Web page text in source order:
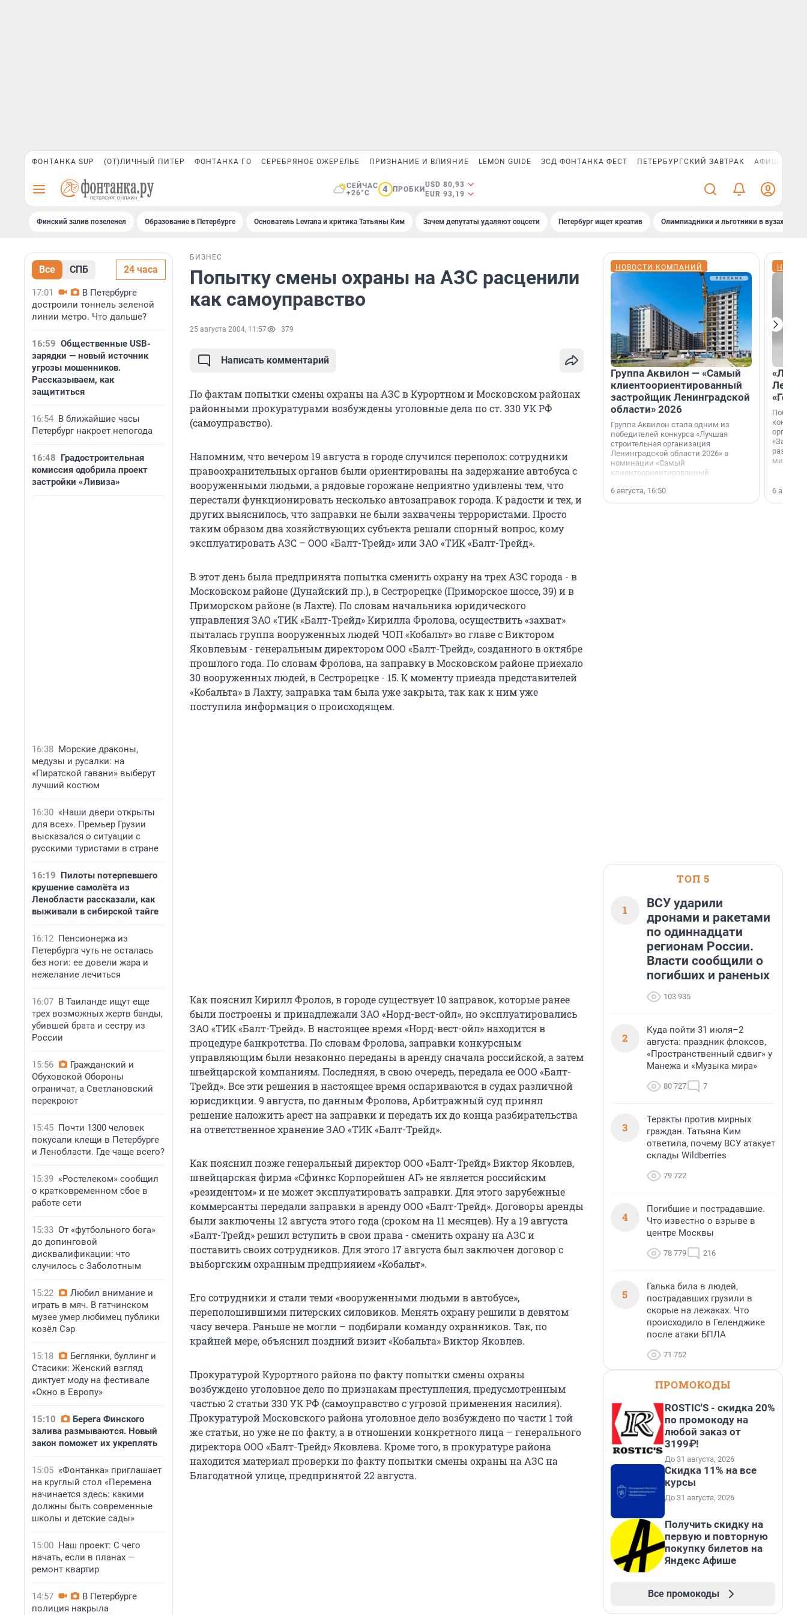
ФОНТАНКА SUP (ОТ)ЛИЧНЫЙ ПИТЕР ФОНТАНКА ГО СЕРЕБРЯНОЕ ОЖЕРЕЛЬЕ ПРИЗНАНИЕ И ВЛИЯНИЕ LEMON GUIDE ЗСД ФОНТАНКА ФЕСТ ПЕТЕРБУРГСКИЙ ЗАВТРАК АФИША PLUS
СЕЙЧАС
+26°C
4 ПРОБКИ
USD 80,93
EUR 93,19
Финский залив позеленел Образование в Петербурге Основатель Levrana и критика Татьяны Ким Зачем депутаты удаляют соцсети Петербург ищет креатив Олимпиадники и льготники в вузах СПб
Все СПБ 24 часа
17:01
В Петербурге
достроили тоннель зеленой
линии метро. Что дальше?
16:59 Общественные USB-
зарядки — новый источник
угрозы мошенников.
Рассказываем, как
защититься
16:54 В ближайшие часы
Петербург накроет непогода
16:48 Градостроительная
комиссия одобрила проект
застройки «Ливиза»
16:38 Морские драконы,
медузы и русалки: на
«Пиратской гавани» выберут
лучший костюм
16:30 «Наши двери открыты
для всех». Премьер Грузии
высказался о ситуации с
русскими туристами в стране
16:19 Пилоты потерпевшего
крушение самолёта из
Ленобласти рассказали, как
выживали в сибирской тайге
16:12 Пенсионерка из
Петербурга чуть не осталась
без ноги: ее довели жара и
нежелание лечиться
16:07 В Таиланде ищут еще
трех возможных жертв банды,
убившей брата и сестру из
России
15:56
Гражданский и
Обуховской Обороны
ограничат, а Светлановский
перекроют
15:45 Почти 1300 человек
покусали клещи в Петербурге
и Ленобласти. Где чаще всего?
15:39 «Ростелеком» сообщил
о кратковременном сбое в
работе сети
15:33 От «футбольного бога»
до допинговой
дисквалификации: что
случилось с Заболотным
15:22
Любил внимание и
играть в мяч. В гатчинском
музее умер любимец публики
козёл Сэр
15:18
Беглянки, буллинг и
Стасики: Женский взгляд
диктует моду на фестивале
«Окно в Европу»
15:10
Берега Финского
залива размываются. Новый
закон поможет их укреплять
15:05 «Фонтанка» приглашает
на круглый стол «Перемена
начинается здесь: какими
должны быть современные
школы и детские сады»
15:00 Наш проект: С чего
начать, если в планах —
ремонт квартир
14:57
В Петербурге
полиция накрыла
БИЗНЕС
Попытку смены охраны на АЗС расценили
как самоуправство
25 августа 2004, 11:57 379
Написать комментарий
По фактам попытки смены охраны на АЗС в Курортном и Московском районах
районными прокуратурами возбуждены уголовные дела по ст. 330 УК РФ
(самоуправство).
Напомним, что вечером 19 августа в городе случился переполох: сотрудники
правоохранительных органов были ориентированы на задержание автобуса с
вооруженными людьми, а рядовые горожане неприятно удивлены тем, что
перестали функционировать несколько автозаправок города. К радости и тех, и
других выяснилось, что заправки не были захвачены террористами. Просто
таким образом два хозяйствующих субъекта решали спорный вопрос, кому
эксплуатировать АЗС – ООО «Балт-Трейд» или ЗАО «ТИК «Балт-Трейд».
В этот день была предпринята попытка сменить охрану на трех АЗС города - в
Московском районе (Дунайский пр.), в Сестрорецке (Приморское шоссе, 39) и в
Приморском районе (в Лахте). По словам начальника юридического
управления ЗАО «ТИК «Балт-Трейд» Кирилла Фролова, осуществить «захват»
пыталась группа вооруженных людей ЧОП «Кобальт» во главе с Виктором
Яковлевым - генеральным директором ООО «Балт-Трейд», созданного в октябре
прошлого года. По словам Фролова, на заправку в Московском районе приехало
30 вооруженных людей, в Сестрорецке - 15. К моменту приезда представителей
«Кобальта» в Лахту, заправка там была уже закрыта, так как к ним уже
поступила информация о происходящем.
Как пояснил Кирилл Фролов, в городе существует 10 заправок, которые ранее
были построены и принадлежали ЗАО «Норд-вест-ойл», но эксплуатировались
ЗАО «ТИК «Балт-Трейд». В настоящее время «Норд-вест-ойл» находится в
процедуре банкротства. По словам Фролова, заправки конкурсным
управляющим были незаконно переданы в аренду сначала российской, а затем
швейцарской компаниям. Последняя, в свою очередь, передала ее ООО «Балт-
Трейд». Все эти решения в настоящее время оспариваются в судах различной
юрисдикции. 9 августа, по данным Фролова, Арбитражный суд принял
решение наложить арест на заправки и передать их до конца разбирательства
на ответственное хранение ЗАО «ТИК «Балт-Трейд».
Как пояснил позже генеральный директор ООО «Балт-Трейд» Виктор Яковлев,
швейцарская фирма «Сфинкс Корпорейшен АГ» не является российским
«резидентом» и не может эксплуатировать заправки. Для этого зарубежные
коммерсанты передали заправки в аренду ООО «Балт-Трейд». Договоры аренды
были заключены 12 августа этого года (сроком на 11 месяцев). Ну а 19 августа
«Балт-Трейд» решил вступить в свои права - сменить охрану на АЗС и
поставить своих сотрудников. Для этого 17 августа был заключен договор с
выборгским охранным предприяием «Кобальт».
Его сотрудники и стали теми «вооруженными людьми в автобусе»,
переполошившими питерских силовиков. Менять охрану решили в девятом
часу вечера. Раньше не могли – подбирали команду охранников. Так, по
крайней мере, объяснил поздний визит «Кобальта» Виктор Яковлев.
Прокуратурой Курортного района по факту попытки смены охраны
возбуждено уголовное дело по признакам преступления, предусмотренным
частью 2 статьи 330 УК РФ (самоуправство с угрозой применения насилия).
Прокуратурой Московского района уголовное дело возбуждено по части 1 той
же статьи, но уже не по факту, а в отношении конкретного лица – генерального
директора ООО «Балт-Трейд» Яковлева. Кроме того, в прокуратуре района
находится материал проверки по факту попытки смены охраны на АЗС на
Благодатной улице, предпринятой 22 августа.
НОВОСТИ КОМПАНИЙ
Группа Аквилон — «Самый
клиентоориентированный
застройщик Ленинградской
области» 2026
Группа Аквилон стала одним из
победителей конкурса «Лучшая
строительная организация
Ленинградской области 2026» в
номинации «Самый
клиентоориентированный
области».
6 августа, 16:50
«За
6
ТОП 5
1
ВСУ ударили
дронами и ракетами
по одиннадцати
регионам России.
Власти сообщили о
погибших и раненых
103 935
2
Куда пойти 31 июля–2
августа: праздник флоксов,
«Пространственный сдвиг» у
Манежа и «Музыка мира»
80 727 7
3
Теракты против мирных
граждан. Татьяна Ким
ответила, почему ВСУ атакует
склады Wildberries
79 722
4
Погибшие и пострадавшие.
Что известно о взрыве в
центре Москвы
78 779 216
5
Галька била в людей,
пострадавших грузили в
скорые на лежаках. Что
происходило в Геленджике
после атаки БПЛА
71 752
ПРОМОКОДЫ
ROSTIC'S - скидка 20%
по промокоду на
любой заказ от
3199₽!
До 31 августа, 2026
Скидка 11% на все
курсы
До 31 августа, 2026
Получить скидку на
первую и повторную
покупку билетов на
Яндекс Афише
Все промокоды